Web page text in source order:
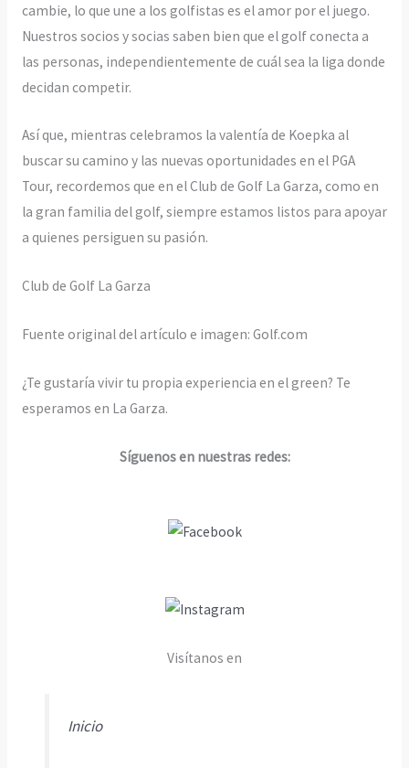
cambie, lo que une a los golfistas es el amor por el juego.
Nuestros socios y socias saben bien que el golf conecta a
las personas, independientemente de cuál sea la liga donde
decidan competir.
Así que, mientras celebramos la valentía de Koepka al
buscar su camino y las nuevas oportunidades en el PGA
Tour, recordemos que en el Club de Golf La Garza, como en
la gran familia del golf, siempre estamos listos para apoyar
a quienes persiguen su pasión.
Club de Golf La Garza
Fuente original del artículo e imagen: Golf.com
¿Te gustaría vivir tu propia experiencia en el green? Te
esperamos en La Garza.
Síguenos en nuestras redes:
Visítanos en
Inicio